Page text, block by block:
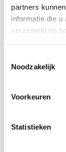
partners
informatie die u
verzameld op
Noodzakelijk
Voorkeuren
Statistieken